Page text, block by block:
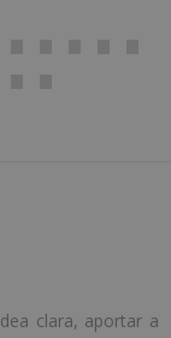
clara, aportar a